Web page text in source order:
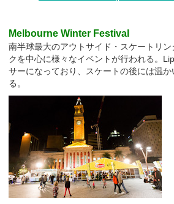
Melbourne Winter Festival
南半球最大のアウトサイド・スケートリ
クを中心に様々なイベントが行われる。
サーになっており、スケートの後には温
る。